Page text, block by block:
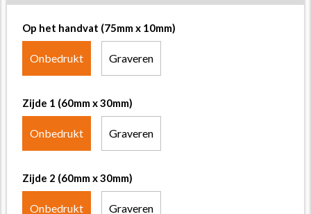
Op het handvat (75mm x 10mm)
Onbedrukt Graveren
Zijde 1 (60mm x 30mm)
Onbedrukt Graveren
Zijde 2 (60mm x 30mm)
Onbedrukt Graveren